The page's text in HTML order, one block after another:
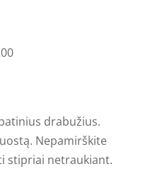
drabužius.
Nepamirškite
stipriai netraukiant.